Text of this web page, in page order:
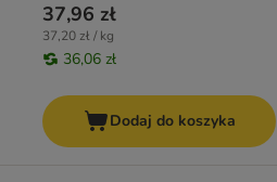
37,96 zł
37,20 zł / kg
36,06 zł
Dodaj do koszyka